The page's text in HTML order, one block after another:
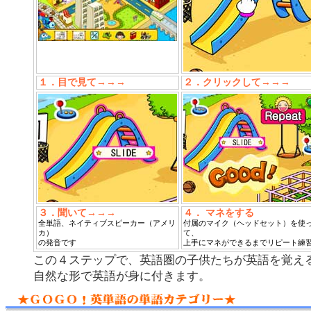
１．目で見て→→→ ２．クリックして→→→
３．聞いて→→→
全単語、ネイティブスピーカー（アメリ
カ）
の発音です
４． マネをする
付属のマイク（ヘッドセット）を使
て、
上手にマネができるまでリピート練
この４ステップで、英語圏の子供たちが英語を覚え
自然な形で英語が身に付きます。